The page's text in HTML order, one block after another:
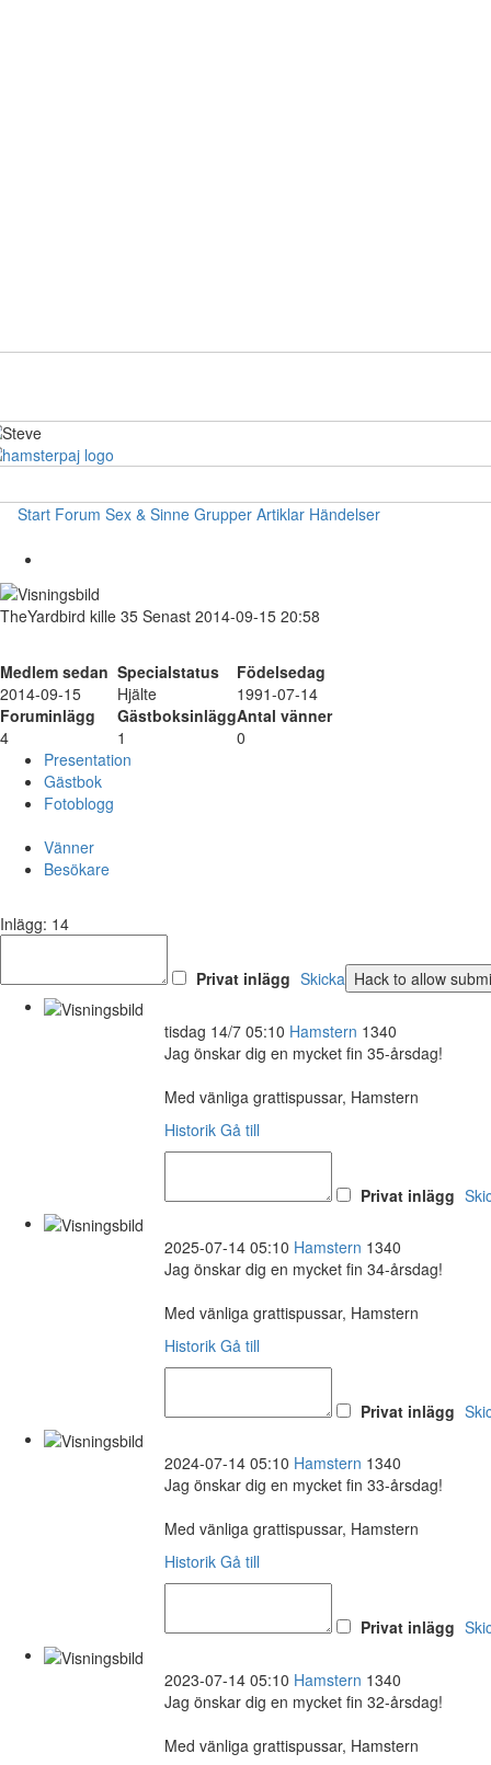
Start Forum Sex & Sinne Grupper Artiklar Händelser
TheYardbird kille 35 Senast 2014-09-15 20:58
Medlem sedan Specialstatus
Födelsedag
2014-09-15
Hjälte
1991-07-14
Foruminlägg
GästboksinläggAntal vänner
4
1
0
Presentation
Gästbok
Fotoblogg
Vänner
Besökare
Inlägg: 14
Privat inlägg Skicka
tisdag 14/7 05:10 Hamstern 1340
Jag önskar dig en mycket fin 35-årsdag!
Med vänliga grattispussar, Hamstern
Historik Gå till
Privat inlägg
2025-07-14 05:10 Hamstern 1340
Jag önskar dig en mycket fin 34-årsdag!
Med vänliga grattispussar, Hamstern
Historik Gå till
Privat inlägg
2024-07-14 05:10 Hamstern 1340
Jag önskar dig en mycket fin 33-årsdag!
Med vänliga grattispussar, Hamstern
Historik Gå till
Privat inlägg
2023-07-14 05:10 Hamstern 1340
Jag önskar dig en mycket fin 32-årsdag!
Med vänliga grattispussar, Hamstern